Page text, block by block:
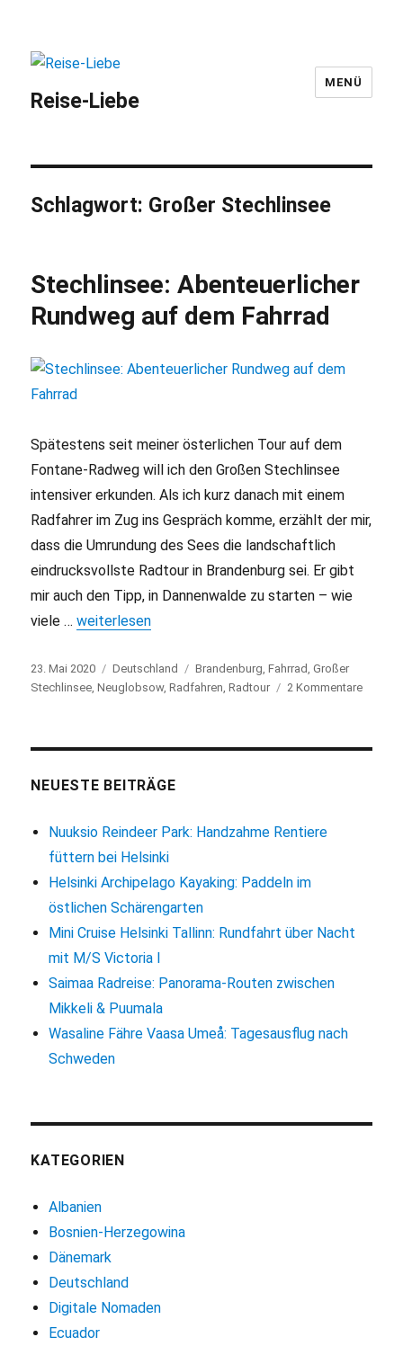
Reise-Liebe
MENÜ
Schlagwort: Großer Stechlinsee
Stechlinsee: Abenteuerlicher
Rundweg auf dem Fahrrad
Spätestens seit meiner österlichen Tour auf dem
Fontane-Radweg will ich den Großen Stechlinsee
intensiver erkunden. Als ich kurz danach mit einem
Radfahrer im Zug ins Gespräch komme, erzählt der mir,
dass die Umrundung des Sees die landschaftlich
eindrucksvollste Radtour in Brandenburg sei. Er gibt
mir auch den Tipp, in Dannenwalde zu starten – wie
viele …„Stechlinsee: Abenteuerlicher Rundweg auf dem
weiterlesen
Veröffentlicht
am
23. Mai 2020 Kategorien
Deutschland Schlagwörter
Brandenburg ,Fahrrad ,Großer
Stechlinsee ,Neuglobsow,Radfahren ,Radtour 2 Kommentare
NEUESTE BEITRÄGE
Nuuksio Reindeer Park: Handzahme Rentiere
füttern bei Helsinki
Helsinki Archipelago Kayaking: Paddeln im
östlichen Schärengarten
Mini Cruise Helsinki Tallinn: Rundfahrt über Nacht
mit M/S Victoria I
Saimaa Radreise: Panorama-Routen zwischen
Mikkeli & Puumala
Wasaline Fähre Vaasa Umeå: Tagesausflug nach
Schweden
KATEGORIEN
Albanien
Bosnien-Herzegowina
Dänemark
Deutschland
Digitale Nomaden
Ecuador